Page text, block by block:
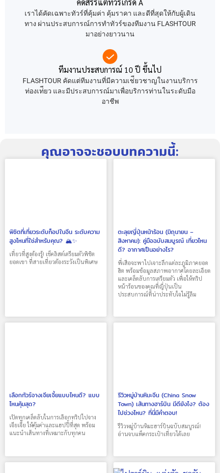
คัดสรรแต่ทัวร์เกรด A
เราได้คัดเฉพาะทัวร์ที่คุ้มค่า คุ้มราคา และดีที่สุดให้กับผู้เดิน
ทาง ผ่านประสบการณ์การทำทัวร์ของทีมงาน FLASHTOUR
มาอย่างยาวนาน
ทีมงานประสบการณ์ 10 ปี ขึ้นไป
FLASHTOUR คัดแต่ทีมงานที่มีความเช่ียวชาญในงานบริการ
ท่องเท่ียว และมีประสบการณ์มาเพื่อบริการท่านในระดับมือ
อาชีพ
คุณอาจจะชอบบทความนี้:
พิชิตที่เที่ยวระดับท็อปในจีน ระดับความ
สูงไหนที่ใช่สำหรับคุณ? 🏔️✨
เที่ยวที่สูงต้องรู้! เช็คลิสต์เตรียมตัวพิชิต
ยอดเขา ที่สายเที่ยวต้องระวังเป็นพิเศษ
ตะลุยญี่ปุ่นหน้าร้อน (มิถุนายน –
สิงหาคม): คู่มือฉบับสมบูรณ์ เที่ยวไหน
ดี? อากาศเป็นอย่างไร?
พี่เสือจะพาไปเจาะลึกแต่ละภูมิภาคยอด
ฮิต พร้อมข้อมูลสภาพอากาศโดยละเอียด
และเคล็ดลับการเตรียมตัว เพื่อให้ทริป
หน้าร้อนของคุณที่ญี่ปุ่นเป็น
ประสบการณ์ที่น่าประทับใจไม่รู้ลืม
เลือกทัวร์จางเจียเจี้ยแบบไหนดี? แบบ
ไหนคุ้มสุด?
เปิดทุกเคล็ดลับในการเลือกทริปไปจาง
เจียเจี้ย ให้คุ้มค่าและแฮปปี้ที่สุด พร้อม
แนะนำเส้นทางที่เหมาะกับทุกคน
รีวิวหมู่บ้านหิมะจีน (China Snow
Town) เส้นทางฮาร์บิน มีดียังไง? ต้อง
ไปช่วงไหน? ที่นี่มีคำตอบ!
รีวิวหมู่บ้านหิมะฮาร์บินฉบับสมบูรณ์!
อ่านจบแพ็คกระเป๋าเที่ยวได้เลย